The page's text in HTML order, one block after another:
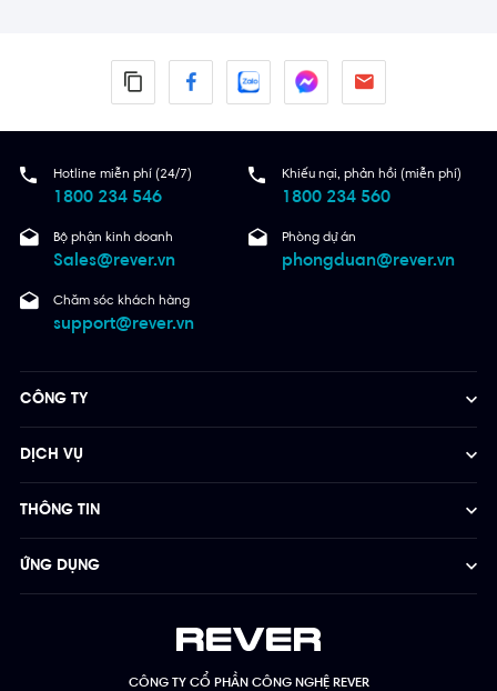
Hotline miễn phí (24/7)
1800 234 546
Khiếu nại, phản hồi (miễn phí)
1800 234 560
Bộ phận kinh doanh
Sales@rever.vn
Phòng dự án
phongduan@rever.vn
Chăm sóc khách hàng
support@rever.vn
CÔNG TY CỔ PHẦN CÔNG NGHỆ REVER
CÔNG TY
DỊCH VỤ
THÔNG TIN
ỨNG DỤNG